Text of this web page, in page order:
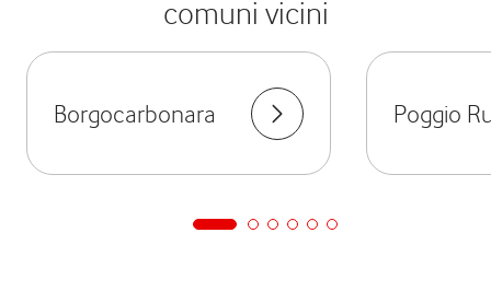
comuni vicini
Borgocarbonara Poggio